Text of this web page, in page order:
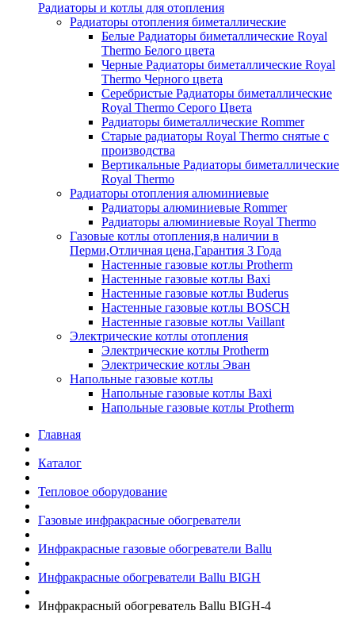
Радиаторы и котлы для отопления
Радиаторы отопления биметаллические
Белые Радиаторы биметаллические Royal
Thermo Белого цвета
Черные Радиаторы биметаллические Royal
Thermo Черного цвета
Серебристые Радиаторы биметаллические
Royal Thermo Серого Цвета
Радиаторы биметаллические Rommer
Старые радиаторы Royal Thermo снятые с
производства
Вертикальные Радиаторы биметаллические
Royal Thermo
Радиаторы отопления алюминиевые
Радиаторы алюминиевые Rommer
Радиаторы алюминиевые Royal Thermo
Газовые котлы отопления,в наличии в
Перми,Отличная цена,Гарантия 3 Года
Настенные газовые котлы Protherm
Настенные газовые котлы Baxi
Настенные газовые котлы Buderus
Настенные газовые котлы BOSCH
Настенные газовые котлы Vaillant
Электрические котлы отопления
Электрические котлы Protherm
Электрические котлы Эван
Напольные газовые котлы
Напольные газовые котлы Baxi
Напольные газовые котлы Protherm
Главная
Каталог
Тепловое оборудование
Газовые инфракрасные обогреватели
Инфракрасные газовые обогреватели Ballu
Инфракрасные обогреватели Ballu BIGH
Инфракрасный обогреватель Ballu BIGH-4